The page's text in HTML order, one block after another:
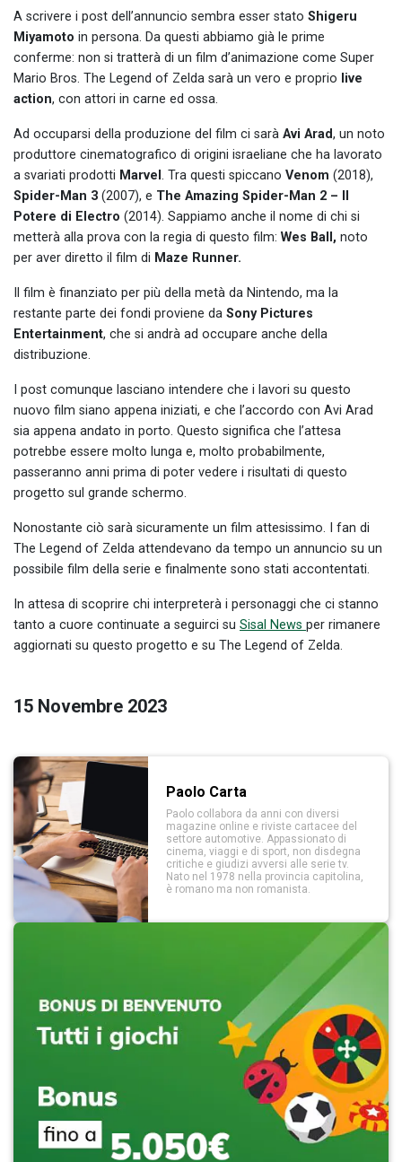
A scrivere i post dell’annuncio sembra esser stato Shigeru
Miyamoto in persona. Da questi abbiamo già le prime
conferme: non si tratterà di un film d’animazione come Super
Mario Bros. The Legend of Zelda sarà un vero e proprio live
action, con attori in carne ed ossa.
Ad occuparsi della produzione del film ci sarà Avi Arad, un noto
produttore cinematografico di origini israeliane che ha lavorato
a svariati prodotti Marvel . Tra questi spiccano Venom (2018),
Spider-Man 3 (2007), e The Amazing Spider-Man 2 – Il
Potere di Electro (2014). Sappiamo anche il nome di chi si
metterà alla prova con la regia di questo film: Wes Ball, noto
per aver diretto il film di Maze Runner.
Il film è finanziato per più della metà da Nintendo, ma la
restante parte dei fondi proviene da Sony Pictures
Entertainment, che si andrà ad occupare anche della
distribuzione.
I post comunque lasciano intendere che i lavori su questo
nuovo film siano appena iniziati, e che l’accordo con Avi Arad
sia appena andato in porto. Questo significa che l’attesa
potrebbe essere molto lunga e, molto probabilmente,
passeranno anni prima di poter vedere i risultati di questo
progetto sul grande schermo.
Nonostante ciò sarà sicuramente un film attesissimo. I fan di
The Legend of Zelda attendevano da tempo un annuncio su un
possibile film della serie e finalmente sono stati accontentati.
In attesa di scoprire chi interpreterà i personaggi che ci stanno
tanto a cuore continuate a seguirci su Sisal News per rimanere
aggiornati su questo progetto e su The Legend of Zelda.
15 Novembre 2023
Paolo Carta
Paolo collabora da anni con diversi
magazine online e riviste cartacee del
settore automotive. Appassionato di
cinema, viaggi e di sport, non disdegna
critiche e giudizi avversi alle serie tv.
Nato nel 1978 nella provincia capitolina,
è romano ma non romanista.